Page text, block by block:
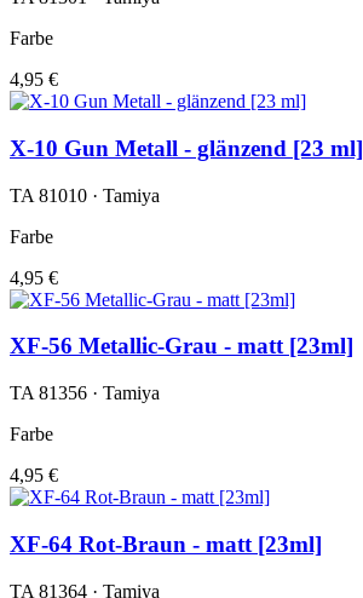
Farbe
4,95 €
X-10 Gun Metall - glänzend [23 ml]
TA 81010 · Tamiya
Farbe
4,95 €
XF-56 Metallic-Grau - matt [23ml]
TA 81356 · Tamiya
Farbe
4,95 €
XF-64 Rot-Braun - matt [23ml]
TA 81364 · Tamiya